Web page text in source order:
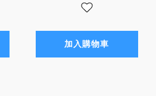
加入購物車